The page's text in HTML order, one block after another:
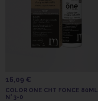
16,09 €
COLOR ONE CHT FONCE 80ML
N° 3-0